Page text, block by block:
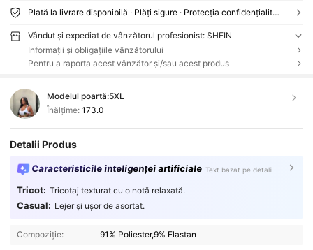
Plată la livrare disponibilă · Plăți sigure · Protecția confidențialității
Vândut și expediat de vânzătorul profesionist: SHEIN
Informații și obligațiile vânzătorului
Pentru a raporta acest vânzător și/sau acest produs
Modelul poartă:5XL
Înălțime: 173.0
Detalii Produs
Caracteristicile inteligenței artificiale Text bazat pe detalii
Tricot: Tricotaj texturat cu o notă relaxată.
Casual: Lejer și ușor de asortat.
Compoziție: 91% Poliester,9% Elastan